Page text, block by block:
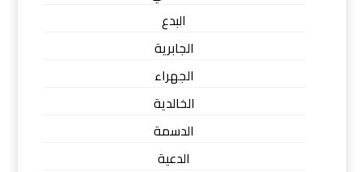
البدع
الجابرية
الجهراء
الخالدية
الدسمة
الدعية